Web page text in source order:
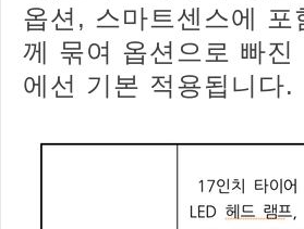
옵션, 스마트센스에
께 묶여 옵션으로 빠
에선 기본 적용됩니다.